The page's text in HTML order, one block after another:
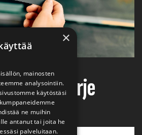
uutiskirje
×
mainosten
analysointiin.
käytöstäsi
ne muihin
antanut tai joita he
palveluitaan.